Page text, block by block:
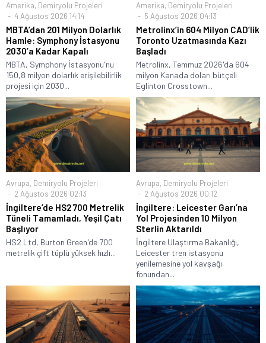
Amerika, Demiryolu Projeleri
4 Ağustos 2026 14:14
MBTA’dan 201 Milyon Dolarlık
Hamle: Symphony İstasyonu
2030’a Kadar Kapalı
MBTA, Symphony İstasyonu'nu
150,8 milyon dolarlık erişilebilirlik
projesi için 2030...
Amerika, Demiryolu Projeleri
5 Ağustos 2026 04:13
Metrolinx’in 604 Milyon CAD’lik
Toronto Uzatmasında Kazı
Başladı
Metrolinx, Temmuz 2026'da 604
milyon Kanada doları bütçeli
Eglinton Crosstown...
Avrupa, Demiryolu Projeleri
2 Ağustos 2026 02:13
İngiltere’de HS2 700 Metrelik
Tüneli Tamamladı, Yeşil Çatı
Başlıyor
HS2 Ltd, Burton Green'de 700
metrelik çift tüplü yüksek hızlı...
Avrupa, Demiryolu Projeleri
2 Ağustos 2026 00:12
İngiltere: Leicester Garı’na
Yol Projesinden 10 Milyon
Sterlin Aktarıldı
İngiltere Ulaştırma Bakanlığı,
Leicester tren istasyonu
yenilemesine yol kavşağı
fonundan...